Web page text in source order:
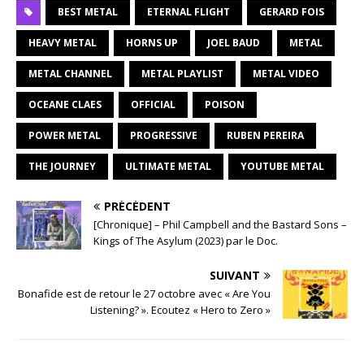
BEST METAL ETERNAL FLIGHT GERARD FOIS
HEAVY METAL HORNS UP JOEL BAUD METAL
METAL CHANNEL METAL PLAYLIST METAL VIDEO
OCEANE CLAES OFFICIAL POISON
POWER METAL PROGRESSIVE RUBEN PEREIRA
THE JOURNEY ULTIMATE METAL YOUTUBE METAL
PRÉCÉDENT
[Chronique] – Phil Campbell and the Bastard Sons –
Kings of The Asylum (2023) par le Doc.
SUIVANT
Bonafide est de retour le 27 octobre avec « Are You
Listening? ». Ecoutez « Hero to Zero »